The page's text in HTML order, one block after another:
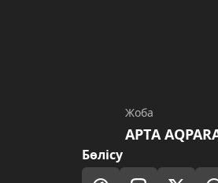
Жоба
AРТA
Бөлісу